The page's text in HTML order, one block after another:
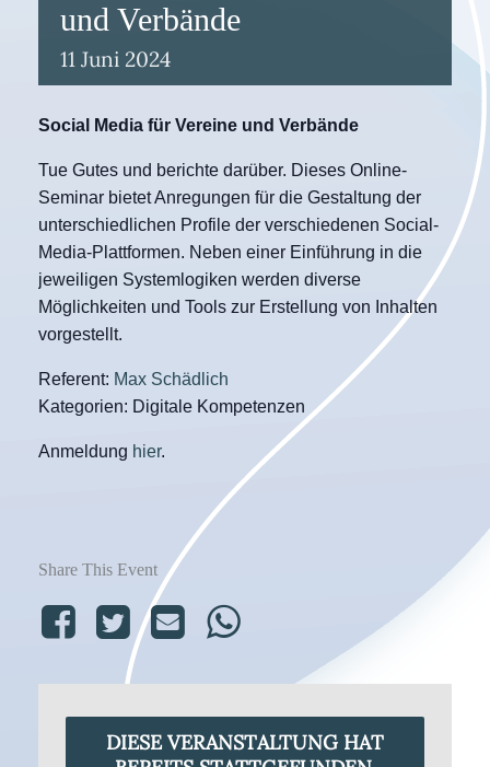
und Verbände
11 Juni 2024
Social Media für Vereine und Verbände
Tue Gutes und berichte darüber. Dieses Online-
Seminar bietet Anregungen für die Gestaltung der
unterschiedlichen Profile der verschiedenen Social-
Media-Plattformen. Neben einer Einführung in die
jeweiligen Systemlogiken werden diverse
Möglichkeiten und Tools zur Erstellung von Inhalten
vorgestellt.
Referent: Max Schädlich
Kategorien: Digitale Kompetenzen
Anmeldung hier.
Share This Event
DIESE VERANSTALTUNG HAT